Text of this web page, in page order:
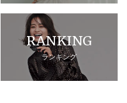
RANKING
ランキング